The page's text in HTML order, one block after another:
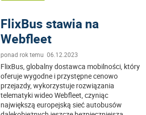
FlixBus stawia na
Webfleet
ponad rok temu 06.12.2023
FlixBus, globalny dostawca mobilności, który
oferuje wygodne i przystępne cenowo
przejazdy, wykorzystuje rozwiązania
telematyki wideo Webfleet, czyniąc
największą europejską sieć autobusów